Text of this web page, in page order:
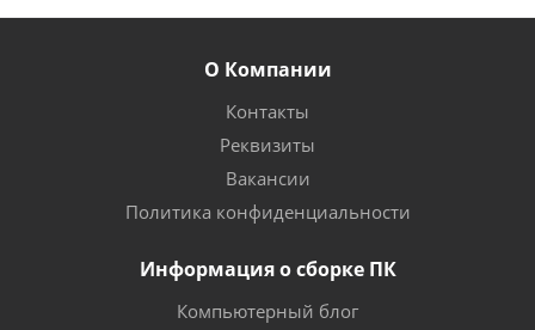
О Компании
Контакты
Реквизиты
Вакансии
Политика конфиденциальности
Информация о сборке ПК
Компьютерный блог